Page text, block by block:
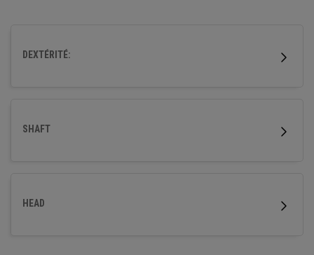
DEXTÉRITÉ:
SHAFT
HEAD